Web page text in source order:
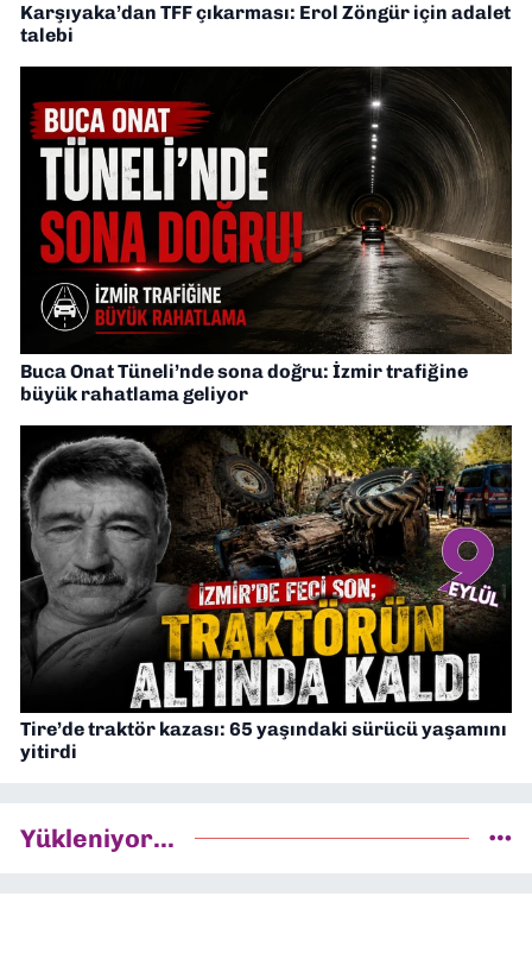
Karşıyaka’dan TFF çıkarması: Erol Zöngür için adalet
talebi
Buca Onat Tüneli’nde sona doğru: İzmir trafiğine
büyük rahatlama geliyor
Tire’de traktör kazası: 65 yaşındaki sürücü yaşamını
yitirdi
Yükleniyor...